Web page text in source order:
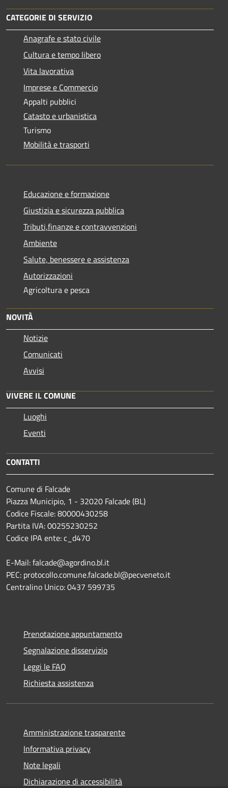
CATEGORIE DI SERVIZIO
Anagrafe e stato civile
Cultura e tempo libero
Vita lavorativa
Imprese e Commercio
Appalti pubblici
Catasto e urbanistica
Turismo
Mobilità e trasporti
Educazione e formazione
Giustizia e sicurezza pubblica
Tributi,finanze e contravvenzioni
Ambiente
Salute, benessere e assistenza
Autorizzazioni
Agricoltura e pesca
NOVITÀ
Notizie
Comunicati
Avvisi
VIVERE IL COMUNE
Luoghi
Eventi
CONTATTI
Comune di Falcade
Piazza Municipio, 1 - 32020 Falcade (BL)
Codice Fiscale: 80000430258
Partita IVA: 00255230252
Codice IPA ente: c_d470
E-Mail: falcade@agordino.bl.it
PEC: protocollo.comune.falcade.bl@pecveneto.it
Centralino Unico: 0437 599735
Prenotazione appuntamento
Segnalazione disservizio
Leggi le FAQ
Richiesta assistenza
Amministrazione trasparente
Informativa privacy
Note legali
Dichiarazione di accessibilità